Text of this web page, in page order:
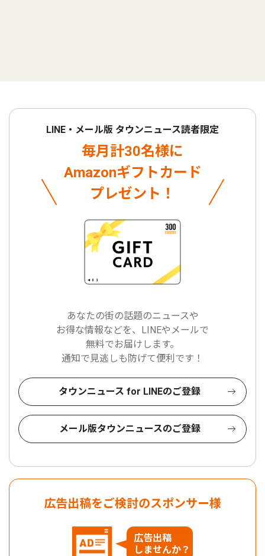
LINE・メール版 タウンニュース読者限定
毎月計30名様に
Amazonギフトカード
プレゼント！
あなたの街の話題のニュースや
お得な情報などを、LINEやメールで
無料でお届けします。
通知で見逃しも防げて便利です！
タウンニュース for LINEのご登録
メール版タウンニュースのご登録
広告出稿をご検討のスポンサー様
広告出稿
しませんか？